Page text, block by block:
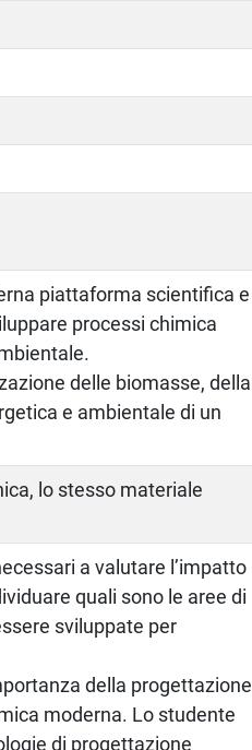
piattaforma scientifica e
processi chimica
delle biomasse, della
e ambientale di un
lo stesso materiale
a valutare l’impatto
quali sono le aree di
sviluppate per
della progettazione
moderna. Lo studente
di progettazione